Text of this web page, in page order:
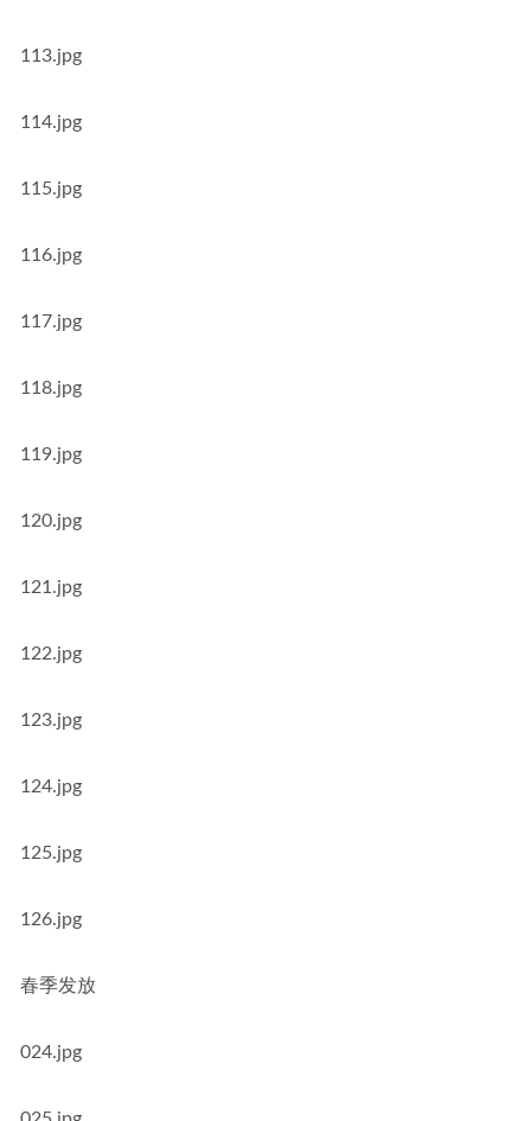
113.jpg
114.jpg
115.jpg
116.jpg
117.jpg
118.jpg
119.jpg
120.jpg
121.jpg
122.jpg
123.jpg
124.jpg
125.jpg
126.jpg
春季发放
024.jpg